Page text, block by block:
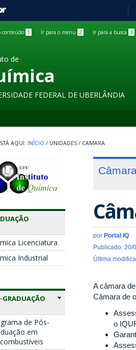
conteúdo 1 Ir para o menu 2 Ir para a busca 3
de
FEDERAL DE UBERLÂNDIA
INÍCIO / UNIDADES / CAMARA
Licenciatura
Industrial
GRADUAÇÃO
de Pós-
em
por Portal IQ
Publicado: 20/
Última
A câmara
Câmara de
o